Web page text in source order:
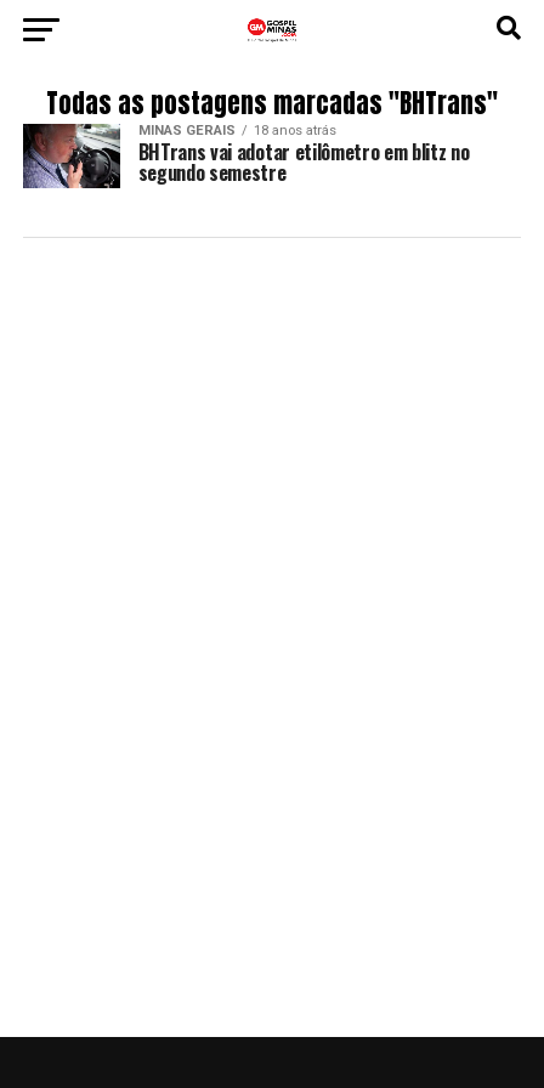
Todas as postagens marcadas "BHTrans"
MINAS GERAIS 18 anos atrás
BHTrans vai adotar etilômetro em blitz no
segundo semestre